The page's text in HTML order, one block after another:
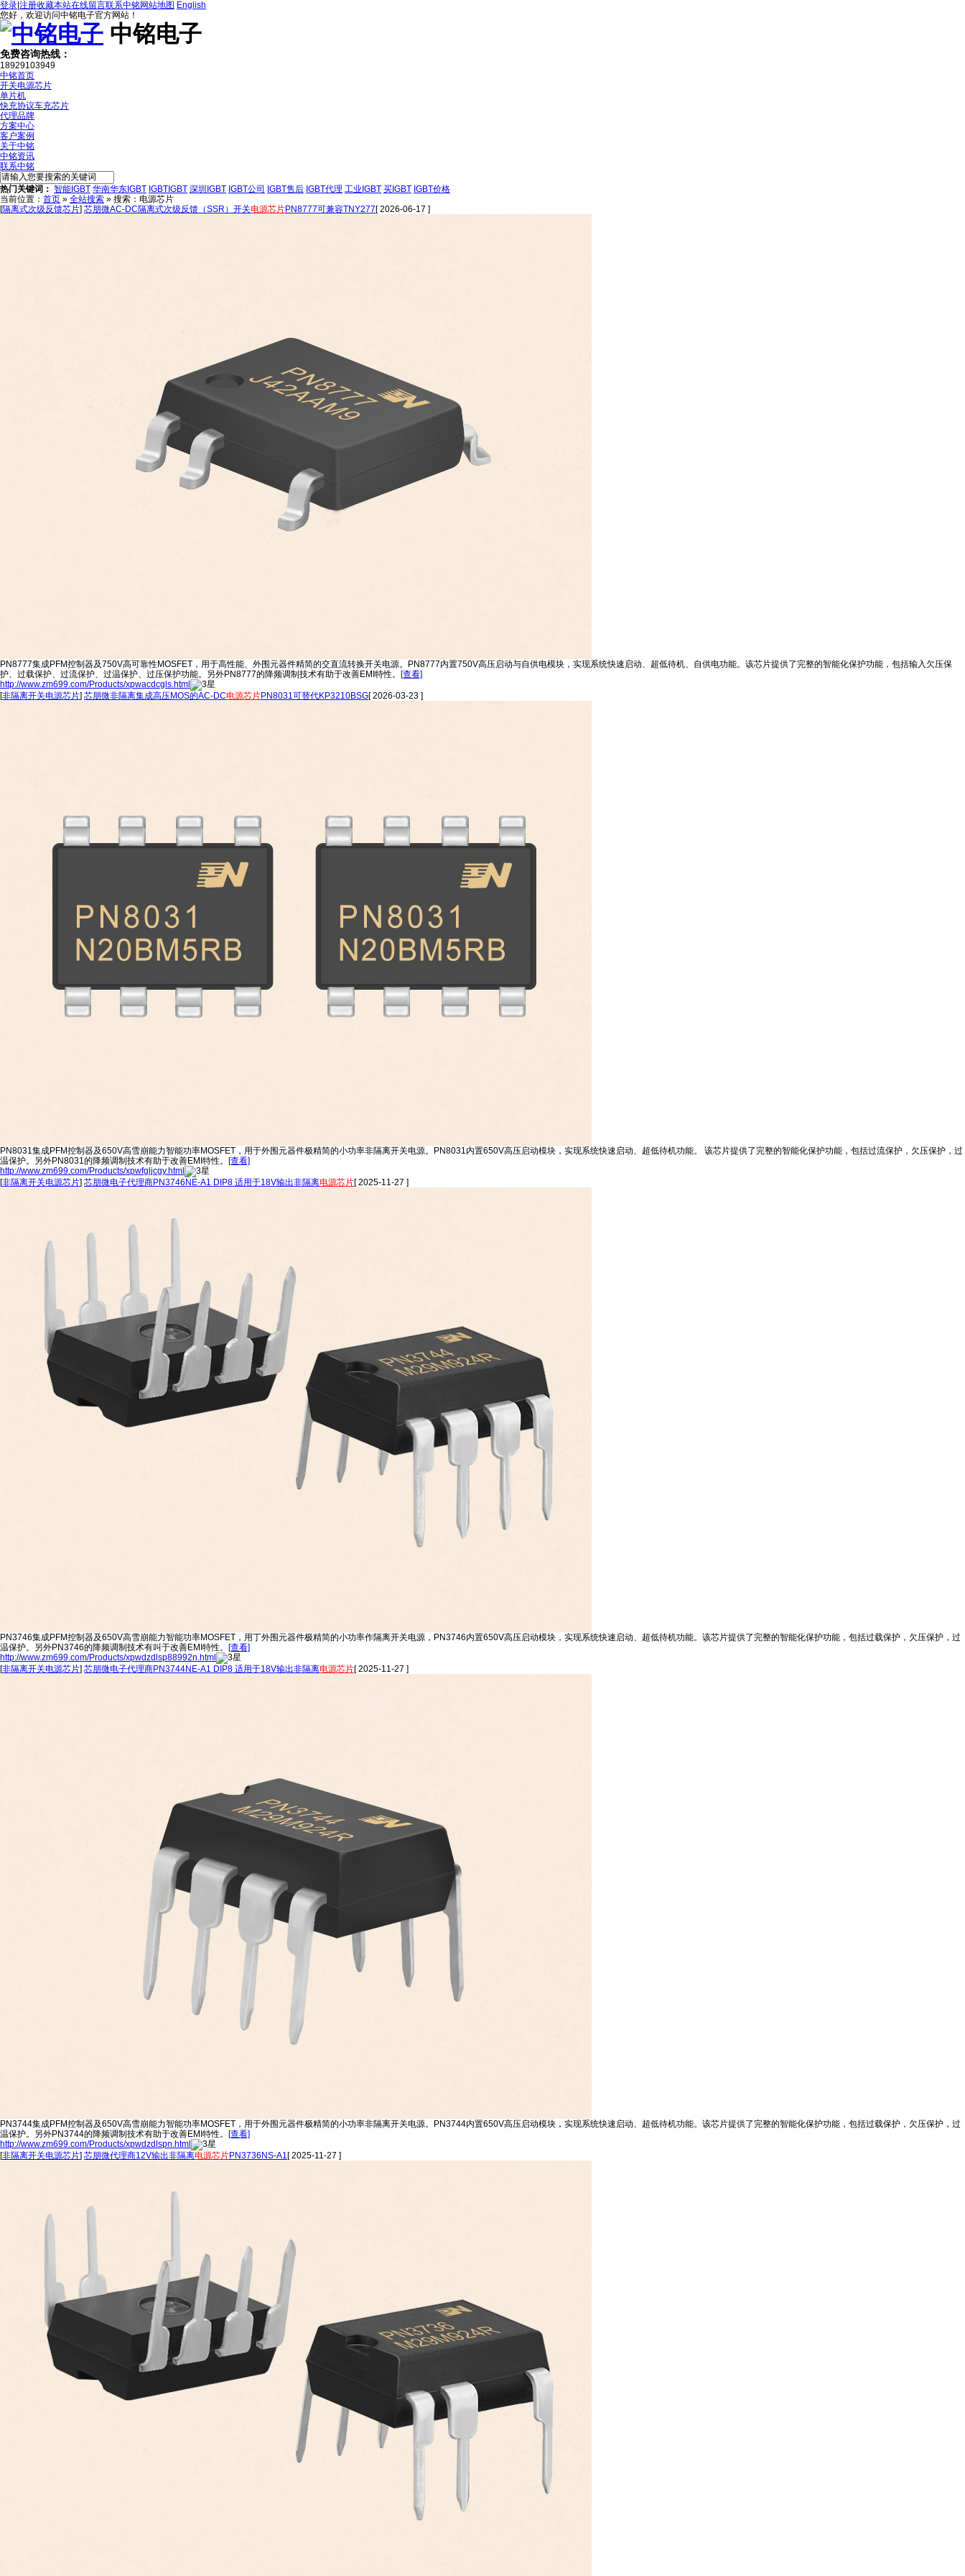
登录 注册收藏本站在线留言联系中铭 网站地图 English
您好，欢迎访问中铭电子官方网站！
中铭电子
免费咨询热线：
18929103949
中铭首页
开关电源芯片
单片机
快充协议车充芯片
代理品牌
方案中心
客户案例
关于中铭
中铭资讯
联系中铭
热门关键词： 智能IGBT 华南华东IGBT IGBTIGBT 深圳IGBT IGBT公司 IGBT售后 IGBT代理 工业IGBT 买IGBT IGBT价格
当前位置： 首页 » 全站搜索 » 搜索：电源芯片
[隔离式次级反馈芯片] 芯朋微AC-DC隔离式次级反馈（SSR）开关电源芯片PN8777可兼容TNY277[ 2026-06-17 ]
PN8777集成PFM控制器及750V高可靠性MOSFET，用于高性能、外围元器件精简的交直流转换开关电源。PN8777内置750V高压启动与自供电模块，实现系统快速启动、超低待机、自供电功能。该芯片提供了完整的智能化保护功能，包括输入欠压保
护、过载保护、过流保护、过温保护、过压保护功能。另外PN8777的降频调制技术有助于改善EMI特性。 [查看]
http://www.zm699.com/Products/xpwacdcgls.html
[非隔离开关电源芯片] 芯朋微非隔离集成高压MOS的AC-DC电源芯片PN8031可替代KP3210BSG[ 2026-03-23 ]
PN8031集成PFM控制器及650V高雪崩能力智能功率MOSFET，用于外围元器件极精简的小功率非隔离开关电源。PN8031内置650V高压启动模块，实现系统快速启动、超低待机功能。 该芯片提供了完整的智能化保护功能，包括过流保护，欠压保护，过
温保护。另外PN8031的降频调制技术有助于改善EMI特性。 [查看]
http://www.zm699.com/Products/xpwfgljcgy.html
[非隔离开关电源芯片] 芯朋微电子代理商PN3746NE-A1 DIP8 适用于18V输出非隔离电源芯片[ 2025-11-27 ]
PN3746集成PFM控制器及650V高雪崩能力智能功率MOSFET，用丁外围元器件极精简的小功率作隔离开关电源，PN3746内置650V高压启动模块，实现系统快速启动、超低待机功能。该芯片提供了完整的智能化保护功能，包括过载保护，欠压保护，过
温保护。另外PN3746的降频调制技术有叫于改善EMI特性。 [查看]
http://www.zm699.com/Products/xpwdzdlsp88992n.html
[非隔离开关电源芯片] 芯朋微电子代理商PN3744NE-A1 DIP8 适用于18V输出非隔离电源芯片[ 2025-11-27 ]
PN3744集成PFM控制器及650V高雪崩能力智能功率MOSFET，用于外围元器件极精简的小功率非隔离开关电源。PN3744内置650V高压启动模块，实现系统快速启动、超低待机功能。该芯片提供了完整的智能化保护功能，包括过载保护，欠压保护，过
温保护。另外PN3744的降频调制技术有助于改善EMI特性。 [查看]
http://www.zm699.com/Products/xpwdzdlspn.html
[非隔离开关电源芯片] 芯朋微代理商12V输出非隔离电源芯片PN3736NS-A1[ 2025-11-27 ]